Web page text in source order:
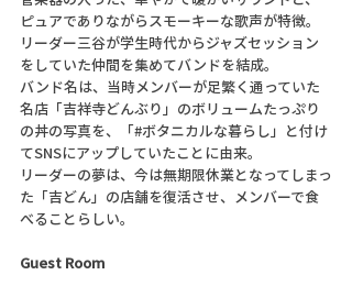
ピュアでありながらスモーキーな歌声が特徴。
リーダー三谷が学生時代からジャズセッション
をしていた仲間を集めてバンドを結成。
バンド名は、当時メンバーが足繁く通っていた
名店「吉祥寺どんぶり」のボリュームたっぷり
の丼の写真を、「#ボタニカルな暮らし」と付け
てSNSにアップしていたことに由来。
リーダーの夢は、今は無期限休業となってしまっ
た「吉どん」の店舗を復活させ、メンバーで食
べることらしい。
Guest Room